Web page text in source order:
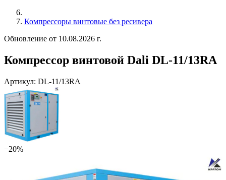
Компрессоры винтовые без ресивера
Обновление от 10.08.2026 г.
Компрессор винтовой Dali DL-11/13RA
Артикул: DL-11/13RA
−20%